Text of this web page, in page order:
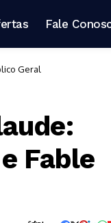
Fale
Geral
Fable